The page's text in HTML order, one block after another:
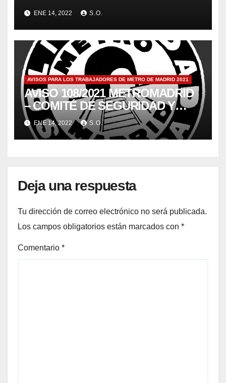
PARADXS
ENE 14, 2022 S.O.
AVISOS PARA LOS TRABAJADORES DE METRO DE MADRID 2021
AVISO 108/2021 METROMADRID
– COMITÉ DE SEGURIDAD Y
SALUD 22/12/21
ENE 14, 2022 S.O.
Deja una respuesta
Tu dirección de correo electrónico no será publicada.
Los campos obligatorios están marcados con *
Comentario *